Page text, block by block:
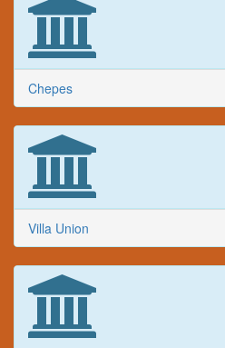
Chepes
Villa Union